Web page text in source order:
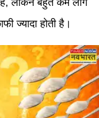
हैं, लेकिन बहुत कम लोग
ज्यादा होती है।